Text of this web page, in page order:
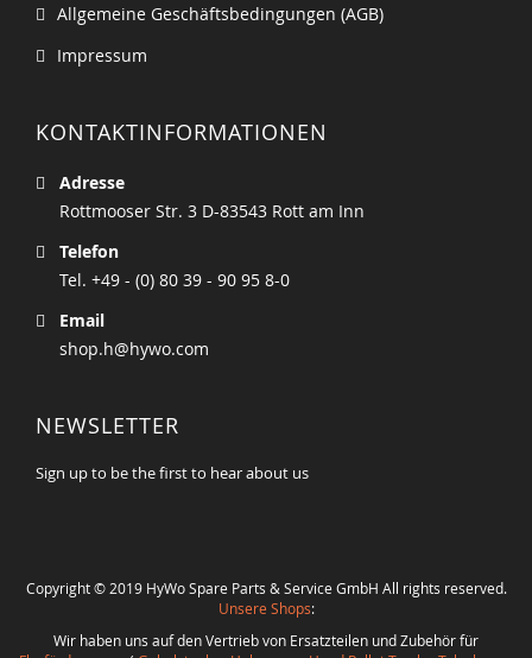
Allgemeine Geschäftsbedingungen (AGB)
Impressum
KONTAKTINFORMATIONEN
Adresse
Rottmooser Str. 3 D-83543 Rott am Inn
Telefon
Tel. +49 - (0) 80 39 - 90 95 8-0
Email
shop.h@hywo.com
NEWSLETTER
Sign up to be the first to hear about us
Copyright © 2019 HyWo Spare Parts & Service GmbH All rights reserved.
Unsere Shops:
Wir haben uns auf den Vertrieb von Ersatzteilen und Zubehör für